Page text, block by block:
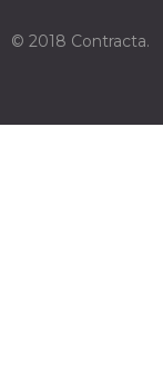
© 2018 Contracta.